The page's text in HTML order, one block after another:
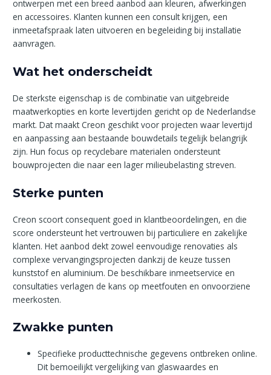
ontwerpen met een breed aanbod aan kleuren, afwerkingen
en accessoires. Klanten kunnen een consult krijgen, een
inmeetafspraak laten uitvoeren en begeleiding bij installatie
aanvragen.
Wat het onderscheidt
De sterkste eigenschap is de combinatie van uitgebreide
maatwerkopties en korte levertijden gericht op de Nederlandse
markt. Dat maakt Creon geschikt voor projecten waar levertijd
en aanpassing aan bestaande bouwdetails tegelijk belangrijk
zijn. Hun focus op recyclebare materialen ondersteunt
bouwprojecten die naar een lager milieubelasting streven.
Sterke punten
Creon scoort consequent goed in klantbeoordelingen, en die
score ondersteunt het vertrouwen bij particuliere en zakelijke
klanten. Het aanbod dekt zowel eenvoudige renovaties als
complexe vervangingsprojecten dankzij de keuze tussen
kunststof en aluminium. De beschikbare inmeetservice en
consultaties verlagen de kans op meetfouten en onvoorziene
meerkosten.
Zwakke punten
Specifieke producttechnische gegevens ontbreken online.
Dit bemoeilijkt vergelijking van glaswaardes en